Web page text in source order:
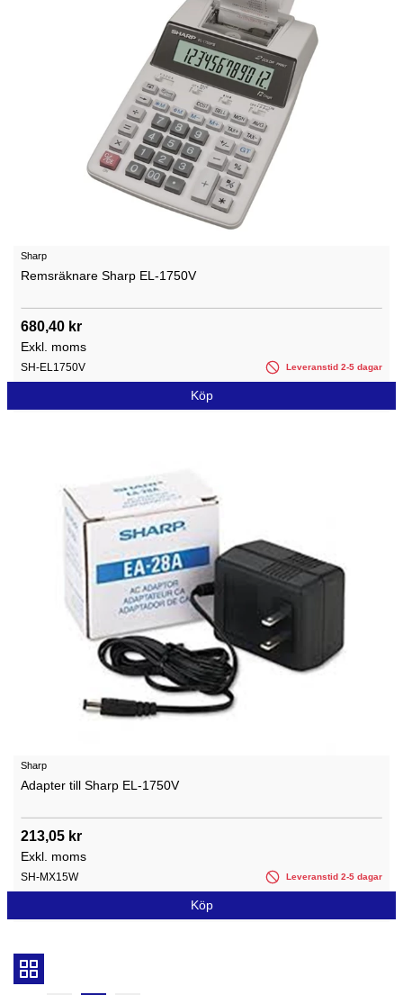
Sharp
Remsräknare Sharp EL-1750V
680,40 kr
Exkl. moms
SH-EL1750V Leveranstid 2-5 dagar
Köp
Sharp
Adapter till Sharp EL-1750V
213,05 kr
Exkl. moms
SH-MX15W Leveranstid 2-5 dagar
Köp